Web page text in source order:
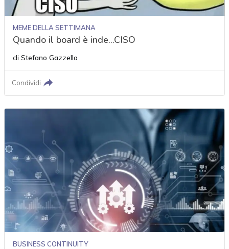
MEME DELLA SETTIMANA
Quando il board è inde...CISO
di Stefano Gazzella
Condividi
BUSINESS CONTINUITY